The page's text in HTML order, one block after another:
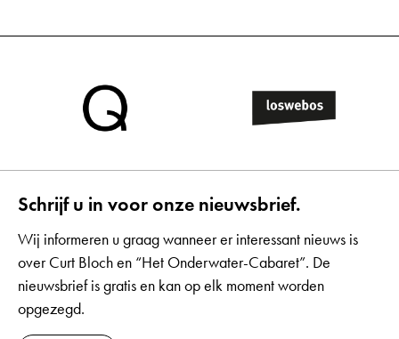
Schrijf u in voor onze nieuwsbrief.
Wij informeren u graag wanneer er interessant nieuws is
over Curt Bloch en “Het Onderwater-Cabaret”. De
nieuwsbrief is gratis en kan op elk moment worden
opgezegd.